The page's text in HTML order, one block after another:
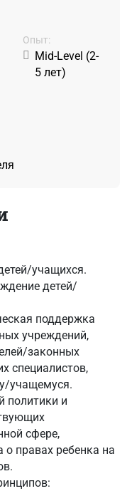
Oпыт:
Mid-Level (2-
5 лет)
учащихся.
детей/
поддержка
учреждений,
законных
специалистов,
учащемуся.
политики и
сфере,
о правах ребенка на